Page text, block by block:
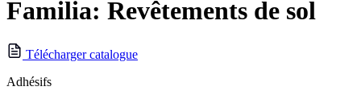
Familia: Revêtements de sol
Télécharger catalogue
Adhésifs